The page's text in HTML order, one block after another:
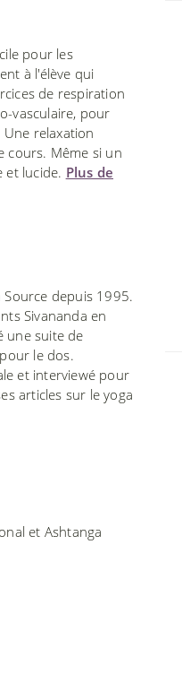
pour les
à l'élève qui
de respiration
vasculaire, pour
relaxation
cours. Même si un
et lucide. Plus de
depuis 1995.
Sivananda en
une suite de
le dos.
et interviewé pour
articles sur le yoga
et Ashtanga